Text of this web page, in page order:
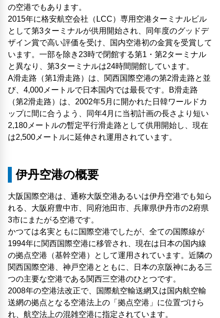
の空港でもあります。
2015年に格安航空会社（LCC）専用空港ターミナルビル
として第3ターミナルが供用開始され、同年度のグッドデ
ザイン賞で高い評価を受け、国内空港初の金賞を受賞して
います。一部を除き23時で閉館する第1・第2ターミナル
と異なり、第3ターミナルは24時間開館しています。
A滑走路（第1滑走路）は、関西国際空港の第2滑走路と並
び、4,000メートルで日本国内では最長です。B滑走路
（第2滑走路）は、2002年5月に開かれた日韓ワールドカ
ップに間に合うよう、同年4月に当初計画の長さより短い
2,180メートルの暫定平行滑走路として供用開始し、現在
は2,500メートルに延伸され運用されています。
伊丹空港の概要
大阪国際空港は、通称大阪空港あるいは伊丹空港でも知ら
れる、大阪府豊中市、同府池田市、兵庫県伊丹市の2府県
3市にまたがる空港です。
かつては名実ともに国際空港でしたが、全ての国際線が
1994年に関西国際空港に移管され、現在は日本の国内線
の拠点空港（基幹空港）として運用されています。近隣の
関西国際空港、神戸空港とともに、日本の京阪神にある三
つの主要な空港である関西三空港のひとつです。
2008年の空港法改正で、国際航空輸送網又は国内航空輸
送網の拠点となる空港法上の「拠点空港」に位置づけら
れ、航空法上の混雑空港に指定されています。